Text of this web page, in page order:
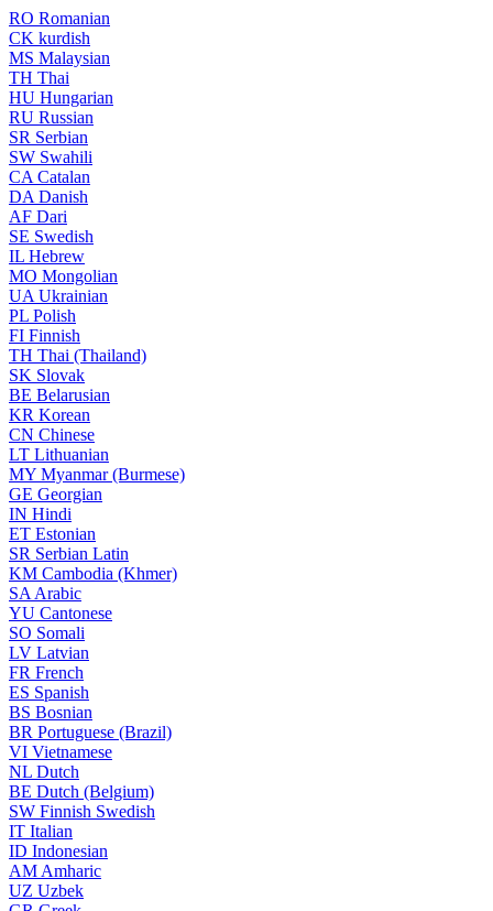
RO Romanian
CK kurdish
MS Malaysian
TH Thai
HU Hungarian
RU Russian
SR Serbian
SW Swahili
CA Catalan
DA Danish
AF Dari
SE Swedish
IL Hebrew
MO Mongolian
UA Ukrainian
PL Polish
FI Finnish
TH Thai (Thailand)
SK Slovak
BE Belarusian
KR Korean
CN Chinese
LT Lithuanian
MY Myanmar (Burmese)
GE Georgian
IN Hindi
ET Estonian
SR Serbian Latin
KM Cambodia (Khmer)
SA Arabic
YU Cantonese
SO Somali
LV Latvian
FR French
ES Spanish
BS Bosnian
BR Portuguese (Brazil)
VI Vietnamese
NL Dutch
BE Dutch (Belgium)
SW Finnish Swedish
IT Italian
ID Indonesian
AM Amharic
UZ Uzbek